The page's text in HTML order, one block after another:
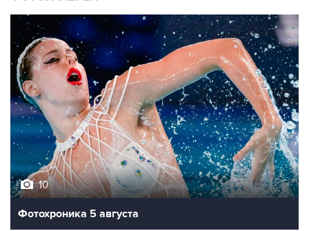
10
Фотохроника 5 августа